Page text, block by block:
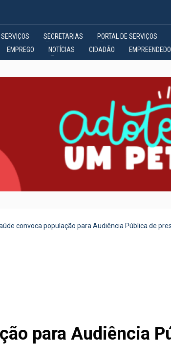
SECRETARIAS PORTAL DE SERVIÇOS
EMPREGO NOTÍCIAS CIDADÃO
convoca população para Audiência Pública de
para Audiência